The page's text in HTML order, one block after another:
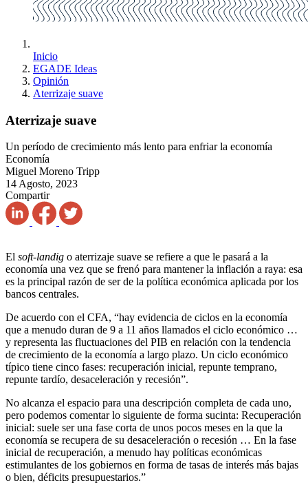
Inicio
EGADE Ideas
Opinión
Aterrizaje suave
Aterrizaje suave
Un período de crecimiento más lento para enfriar la economía
Economía
Miguel Moreno Tripp
14 Agosto, 2023
Compartir
El soft-landig o aterrizaje suave se refiere a que le pasará a la
economía una vez que se frenó para mantener la inflación a raya: esa
es la principal razón de ser de la política económica aplicada por los
bancos centrales.
De acuerdo con el CFA, “hay evidencia de ciclos en la economía
que a menudo duran de 9 a 11 años llamados el ciclo económico …
y representa las fluctuaciones del PIB en relación con la tendencia
de crecimiento de la economía a largo plazo. Un ciclo económico
típico tiene cinco fases: recuperación inicial, repunte temprano,
repunte tardío, desaceleración y recesión”.
No alcanza el espacio para una descripción completa de cada uno,
pero podemos comentar lo siguiente de forma sucinta: Recuperación
inicial: suele ser una fase corta de unos pocos meses en la que la
economía se recupera de su desaceleración o recesión … En la fase
inicial de recuperación, a menudo hay políticas económicas
estimulantes de los gobiernos en forma de tasas de interés más bajas
o bien, déficits presupuestarios.”